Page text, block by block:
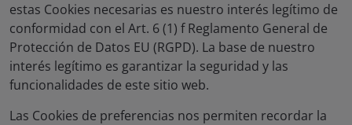
estas Cookies necesarias es nuestro interés legítimo de
conformidad con el Art. 6 (1) f Reglamento General de
Protección de Datos EU (RGPD). La base de nuestro
interés legítimo es garantizar la seguridad y las
funcionalidades de este sitio web.
Las Cookies de preferencias nos permiten recordar la